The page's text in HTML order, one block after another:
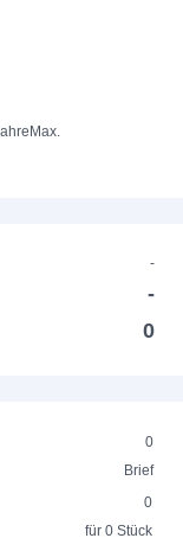
Max.
-
-
0
0
Brief
0
für 0 Stück